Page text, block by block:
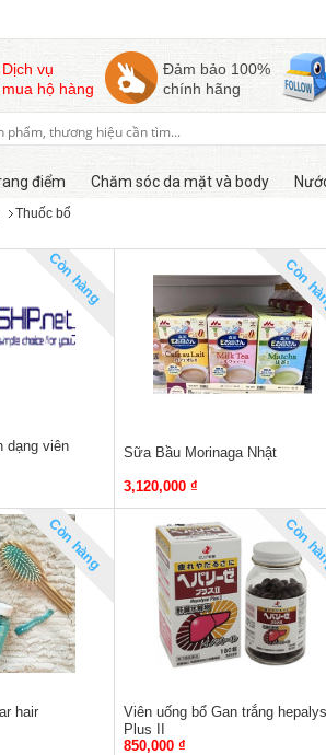
Dịch vụ
mua hộ hàng
Đảm bảo 100%
chính hãng
điểm Chăm sóc da mặt và body
Thuốc bổ
Còn hàng
dạng viên
Còn
Sữa Bầu Morinaga Nhật
3,120,000 ₫
Còn hàng
hair
Còn
Viên uống bổ Gan trắng
Plus II
850,000 ₫